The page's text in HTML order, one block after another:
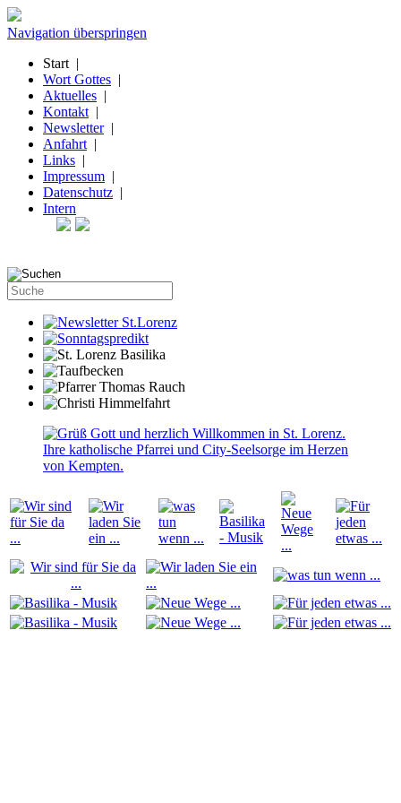
Navigation überspringen
Start |
Wort Gottes |
Aktuelles |
Kontakt |
Newsletter|
Anfahrt |
Links |
Impressum |
Datenschutz |
Intern